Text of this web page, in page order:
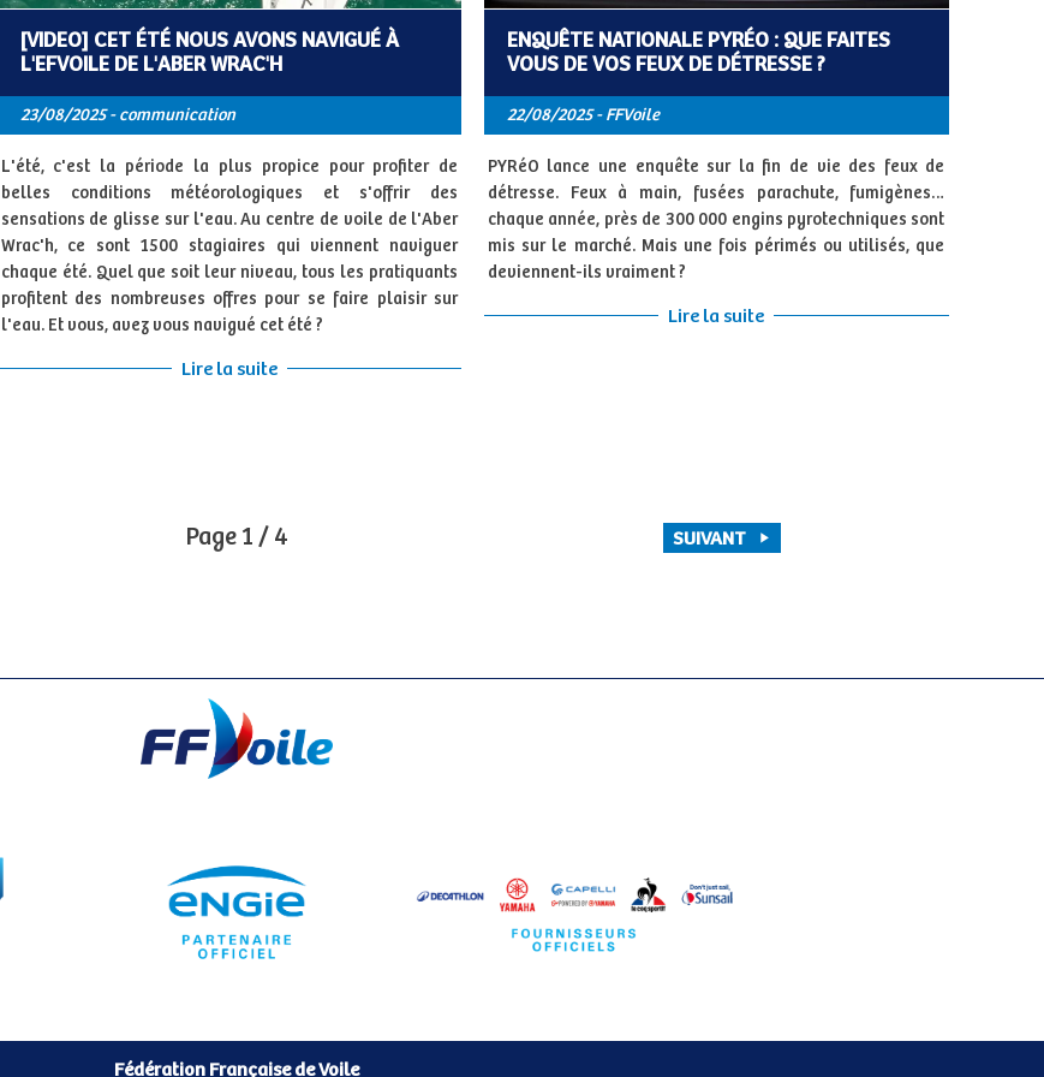
[VIDEO] CET ÉTÉ NOUS AVONS NAVIGUÉ À
L'EFVOILE DE L'ABER WRAC'H
23/08/2025 - communication
L'été, c'est la période la plus propice pour profiter de
belles conditions météorologiques et s'offrir des
sensations de glisse sur l'eau. Au centre de voile de l'Aber
Wrac'h, ce sont 1500 stagiaires qui viennent naviguer
chaque été. Quel que soit leur niveau, tous les pratiquants
profitent des nombreuses offres pour se faire plaisir sur
l'eau. Et vous, avez vous navigué cet été ?
Lire la suite
ENQUÊTE NATIONALE PYRÉO : QUE FAITES
VOUS DE VOS FEUX DE DÉTRESSE ?
22/08/2025 - FFVoile
PYRéO lance une enquête sur la fin de vie des feux de
détresse. Feux à main, fusées parachute, fumigènes…
chaque année, près de 300 000 engins pyrotechniques sont
mis sur le marché. Mais une fois périmés ou utilisés, que
deviennent-ils vraiment ?
Lire la suite
Page 1 / 4 SUIVANT
Fédération Française de Voile